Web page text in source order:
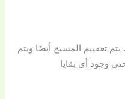
تعقييم المسبح أيضًا ويتم
وجود أي بقايا